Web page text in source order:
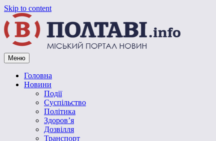
Skip to content
Vpoltave.info
Полтавський портал новин
Меню
Головна
Новини
Події
Суспільство
Політика
Здоров’я
Дозвілля
Транспорт